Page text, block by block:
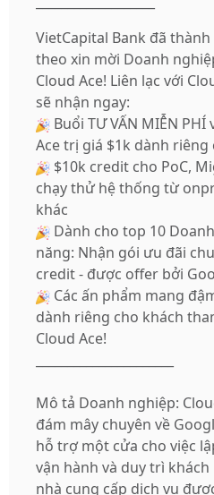
VietCapital Bank đã
theo xin mời Doanh
Cloud Ace! Liên lạc với
sẽ nhận ngay:
Buổi TƯ VẤN MIỄN
Ace trị giá $1k dành
$10k credit cho PoC,
chạy thử hệ thống từ
khác
Dành cho top 10
năng: Nhận gói ưu đãi
credit - được offer bởi
Các ấn phẩm mang
dành riêng cho khách
Cloud Ace!
Mô tả Doanh nghiệp:
đám mây chuyên về
hỗ trợ một cửa cho việc
vận hành và duy trì khách
nhà cung cấp dịch vụ